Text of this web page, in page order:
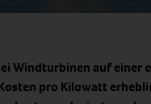
Windturbinen auf einer
pro Kilowatt